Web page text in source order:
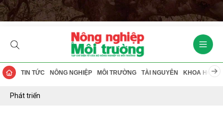
TIN TỨC NÔNG NGHIỆP MÔI TRƯỜNG TÀI NGUYÊN KHOA HỌC
Phát triển